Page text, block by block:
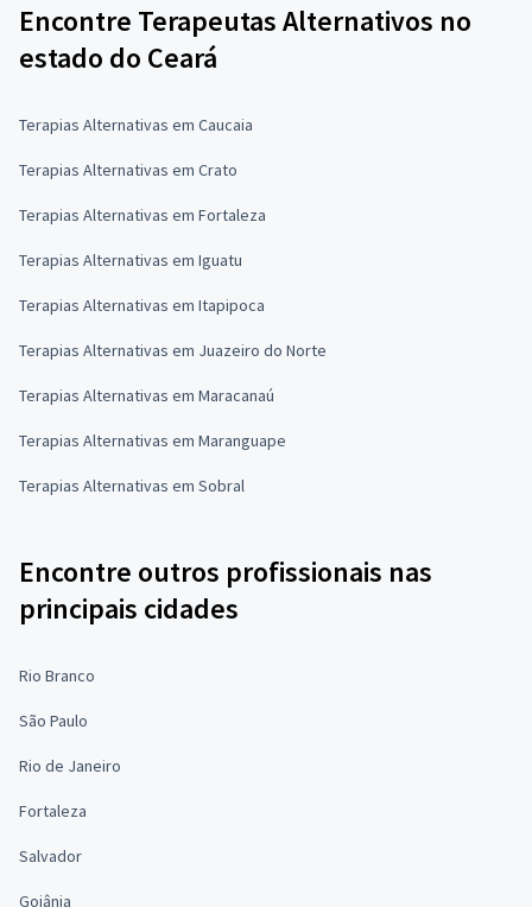
Encontre Terapeutas Alternativos no
estado do Ceará
Terapias Alternativas em Caucaia
Terapias Alternativas em Crato
Terapias Alternativas em Fortaleza
Terapias Alternativas em Iguatu
Terapias Alternativas em Itapipoca
Terapias Alternativas em Juazeiro do Norte
Terapias Alternativas em Maracanaú
Terapias Alternativas em Maranguape
Terapias Alternativas em Sobral
Encontre outros profissionais nas
principais cidades
Rio Branco
São Paulo
Rio de Janeiro
Fortaleza
Salvador
Goiânia